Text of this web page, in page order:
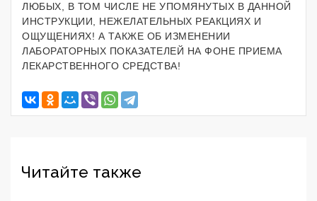
ЛЮБЫХ, В ТОМ ЧИСЛЕ НЕ УПОМЯНУТЫХ В ДАННОЙ
ИНСТРУКЦИИ, НЕЖЕЛАТЕЛЬНЫХ РЕАКЦИЯХ И
ОЩУЩЕНИЯХ! А ТАКЖЕ ОБ ИЗМЕНЕНИИ
ЛАБОРАТОРНЫХ ПОКАЗАТЕЛЕЙ НА ФОНЕ ПРИЕМА
ЛЕКАРСТВЕННОГО СРЕДСТВА!
Читайте также